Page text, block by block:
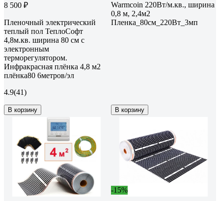
8 500 ₽
Пленочный электрический
теплый пол ТеплоСофт
4,8м.кв. ширина 80 см с
электронным
терморегулятором.
Инфракрасная плёнка 4,8 м2
плёнка80 6метров/эл
4.9(41)
В корзину
Warmcoin 220Вт/м.кв., ширина
0,8 м, 2,4м2
Пленка_80см_220Вт_3мп
В корзину
-15%